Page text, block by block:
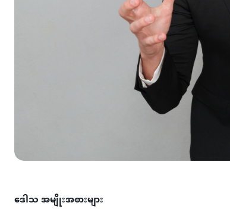
ဒေါသ အမျိုးအစားများ